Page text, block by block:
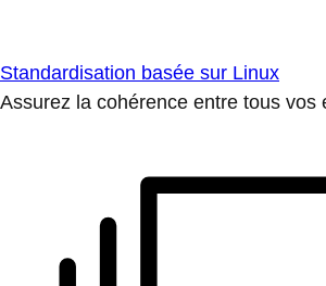
Standardisation basée sur Linux
Assurez la cohérence entre tous vos